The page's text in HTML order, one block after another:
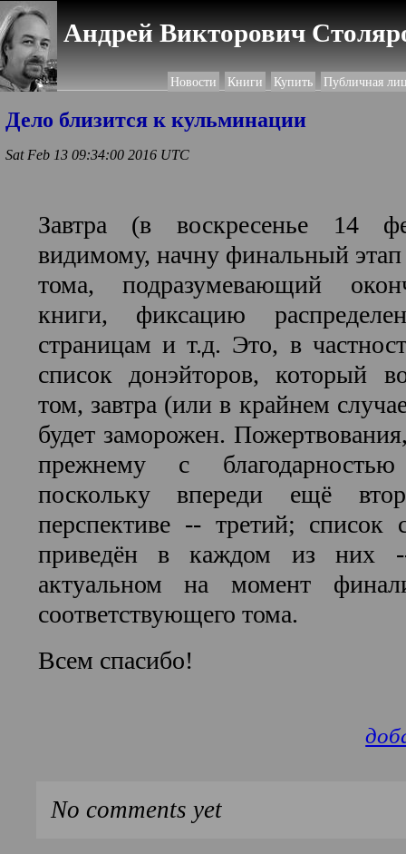
Андрей Викторович
Новости Книги Купить Публичная
Дело близится к кульминации
Sat Feb 13 09:34:00 2016 UTC
Завтра (в воскресенье 14
видимому, начну финальный этап
тома, подразумевающий
книги, фиксацию
страницам и т.д. Это, в
список донэйторов, который
том, завтра (или в крайнем
будет заморожен.
прежнему с
поскольку впереди ещё
перспективе -- третий; список
приведён в каждом из них
актуальном на момент
соответствующего тома.
Всем спасибо!
No comments yet